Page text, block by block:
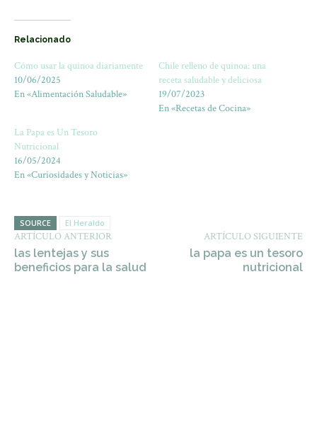
Relacionado
Cómo usar la quinoa diariamente
10/06/2025
En «Alimentación Saludable»
Chile relleno de quinoa: una
receta saludable y deliciosa
19/07/2023
En «Recetas de Cocina»
La Papa es Un Tesoro
Nutricional
16/05/2024
En «Curiosidades y Noticias»
SOURCE El Heraldo
ARTÍCULO ANTERIOR
las lentejas y sus
beneficios para la salud
ARTÍCULO SIGUIENTE
la papa es un tesoro
nutricional